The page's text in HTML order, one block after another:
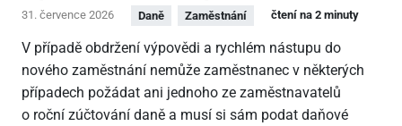
31. července 2026 Daně Zaměstnání čtení na 2 minuty
V případě obdržení výpovědi a rychlém nástupu do
nového zaměstnání nemůže zaměstnanec v některých
případech požádat ani jednoho ze zaměstnavatelů
o roční zúčtování daně a musí si sám podat daňové